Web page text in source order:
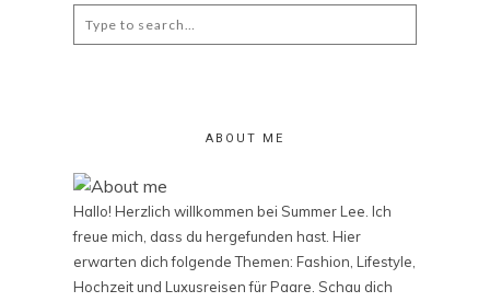
Search
for:
ABOUT ME
Hallo! Herzlich willkommen bei Summer Lee. Ich
freue mich, dass du hergefunden hast. Hier
erwarten dich folgende Themen: Fashion, Lifestyle,
Hochzeit und Luxusreisen für Paare. Schau dich